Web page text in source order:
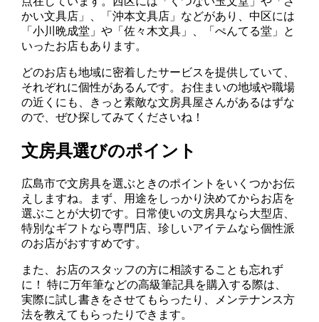
かい文具店」、「沖本文具店」などがあり、中区には
「小川晩成堂」や「佐々木文具」、「ぺんてる堂」と
いったお店もあります。
どのお店も地域に密着したサービスを提供していて、
それぞれに個性があるんです。お住まいの地域や職場
の近くにも、きっと素敵な文房具屋さんがあるはずな
ので、ぜひ探してみてくださいね！
文房具選びのポイント
広島市で文房具を選ぶときのポイントをいくつかお伝
えしますね。まず、用途をしっかり決めてからお店を
選ぶことが大切です。日常使いの文房具なら大型店、
特別なギフトなら専門店、珍しいアイテムなら個性派
のお店がおすすめです。
また、お店のスタッフの方に相談することも忘れず
に！ 特に万年筆などの高級筆記具を購入する際は、
実際に試し書きをさせてもらったり、メンテナンス方
法を教えてもらったりできます。